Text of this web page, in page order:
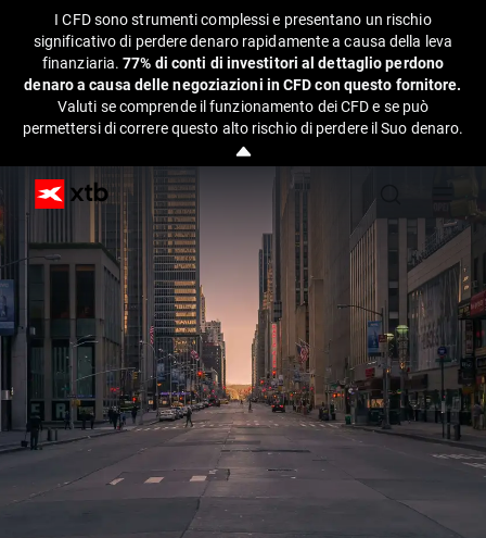
I CFD sono strumenti complessi e presentano un rischio
significativo di perdere denaro rapidamente a causa della leva
finanziaria.77% di conti di investitori al dettaglio perdono
denaro a causa delle negoziazioni in CFD con questo fornitore.
Valuti se comprende il funzionamento dei CFD e se può
permettersi di correre questo alto rischio di perdere il Suo denaro.